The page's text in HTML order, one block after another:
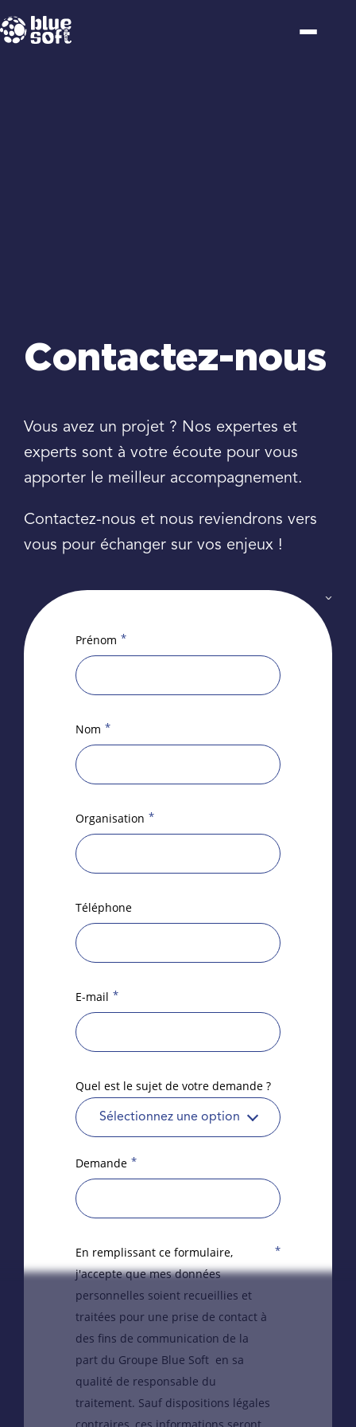
Passer
au
Contactez-nous
Vous avez un projet ? Nos expertes et
experts sont à votre écoute pour vous
apporter le meilleur accompagnement.
Contactez-nous et nous reviendrons vers
vous pour échanger sur vos enjeux !
Prénom *
Nom *
Organisation *
Téléphone
E-mail *
Quel est le sujet de votre demande ?
Sélectionnez une option
Demande *
En remplissant ce formulaire,
j'accepte que mes données
personnelles soient recueillies et
traitées pour une prise de contact à
des fins de communication de la
part du Groupe Blue Soft en sa
qualité de responsable du
traitement. Sauf dispositions légales
*